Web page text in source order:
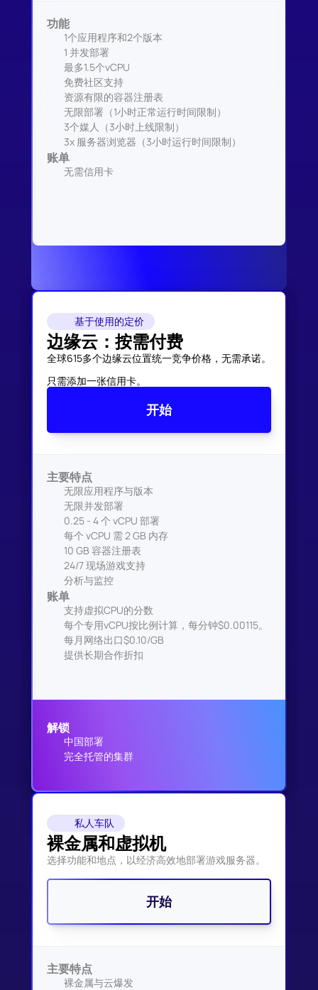
功能
1个应用程序和2个版本
1 并发部署
最多1.5个vCPU
免费社区支持
资源有限的容器注册表
无限部署（1小时正常运行时间限制）
3个媒人（3小时上线限制）
3x 服务器浏览器（3小时运行时间限制）
账单
无需信用卡
基于使用的定价
边缘云：按需付费
全球615多个边缘云位置统一竞争价格，无需承诺。
只需添加一张信用卡。
开始
主要特点
无限应用程序与版本
无限并发部署
0.25 - 4 个 vCPU 部署
每个 vCPU 需 2 GB 内存
10 GB 容器注册表
24/7 现场游戏支持
分析与监控
账单
支持虚拟CPU的分数
每个专用vCPU按比例计算，每分钟$0.00115。
每月网络出口$0.10/GB
提供长期合作折扣
解锁
中国部署
完全托管的集群
私人车队
裸金属和虚拟机
选择功能和地点，以经济高效地部署游戏服务器。
开始
主要特点
裸金属与云爆发